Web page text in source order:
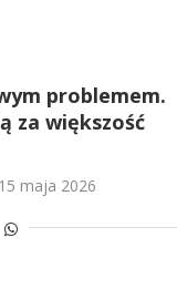
problemem.
za większość
15 maja 2026